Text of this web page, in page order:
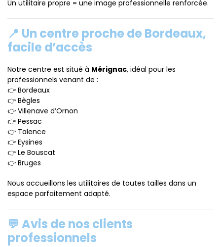
Un utilitaire propre = une image professionnelle renforcée.
📍 Un centre proche de Bordeaux,
facile d’accès
Notre centre est situé à Mérignac, idéal pour les
professionnels venant de :
👉 Bordeaux
👉 Bègles
👉 Villenave d’Ornon
👉 Pessac
👉 Talence
👉 Eysines
👉 Le Bouscat
👉 Bruges
Nous accueillons les utilitaires de toutes tailles dans un
espace parfaitement adapté.
💬 Avis de nos clients
professionnels